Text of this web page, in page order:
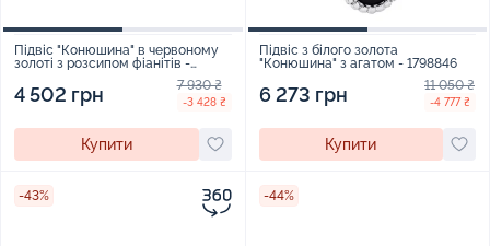
Підвіс "Конюшина" в червоному
золоті з розсипом фіанітів -
4 502 грн 7 930 ₴
-3 428 ₴
Купити
Підвіс з білого золота
"Конюшина" з агатом - 1798846
6 273 грн 11 050 ₴
-4 777 ₴
Купити
-43% -44%